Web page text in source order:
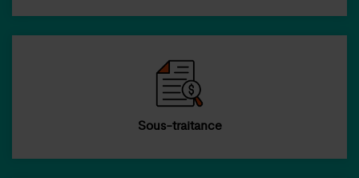
Sous-traitance